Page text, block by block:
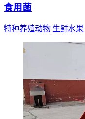
食用菌
特种养殖动物 生鲜水果